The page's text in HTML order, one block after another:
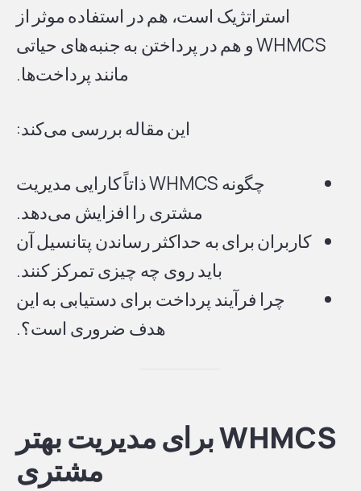
استراتژیک است، هم در استفاده موثر از
WHMCS و هم در پرداختن به جنبه‌های حیاتی
مانند پرداخت‌ها.
این مقاله بررسی می‌کند:
چگونه WHMCS ذاتاً کارایی مدیریت
مشتری را افزایش می‌دهد.
کاربران برای به حداکثر رساندن پتانسیل آن
باید روی چه چیزی تمرکز کنند.
چرا فرآیند پرداخت برای دستیابی به این
هدف ضروری است؟.
WHMCS برای مدیریت بهتر
مشتری